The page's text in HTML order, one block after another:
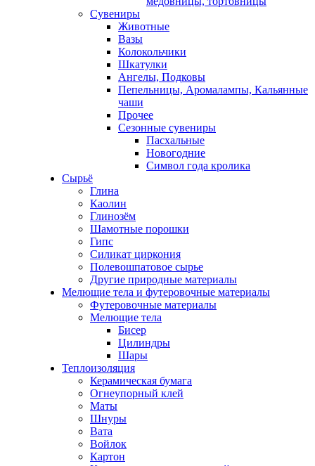
Сувениры
Животные
Вазы
Колокольчики
Шкатулки
Ангелы, Подковы
Пепельницы, Аромалампы, Кальянные
чаши
Прочее
Сезонные сувениры
Пасхальные
Новогодние
Символ года кролика
Сырьё
Глина
Каолин
Глинозём
Шамотные порошки
Гипс
Силикат циркония
Полевошпатовое сырье
Другие природные материалы
Мелющие тела и футеровочные материалы
Футеровочные материалы
Мелющие тела
Бисер
Цилиндры
Шары
Теплоизоляция
Керамическая бумага
Огнеупорный клей
Маты
Шнуры
Вата
Войлок
Картон